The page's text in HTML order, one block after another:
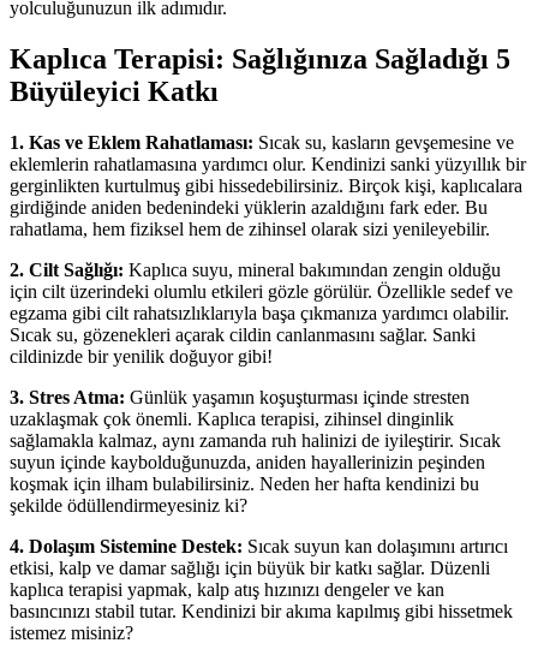
yolculuğunuzun ilk adımıdır.
Kaplıca Terapisi: Sağlığınıza Sağladığı 5
Büyüleyici Katkı
1. Kas ve Eklem Rahatlaması: Sıcak su, kasların gevşemesine ve
eklemlerin rahatlamasına yardımcı olur. Kendinizi sanki yüzyıllık bir
gerginlikten kurtulmuş gibi hissedebilirsiniz. Birçok kişi, kaplıcalara
girdiğinde aniden bedenindeki yüklerin azaldığını fark eder. Bu
rahatlama, hem fiziksel hem de zihinsel olarak sizi yenileyebilir.
2. Cilt Sağlığı: Kaplıca suyu, mineral bakımından zengin olduğu
için cilt üzerindeki olumlu etkileri gözle görülür. Özellikle sedef ve
egzama gibi cilt rahatsızlıklarıyla başa çıkmanıza yardımcı olabilir.
Sıcak su, gözenekleri açarak cildin canlanmasını sağlar. Sanki
cildinizde bir yenilik doğuyor gibi!
3. Stres Atma: Günlük yaşamın koşuşturması içinde stresten
uzaklaşmak çok önemli. Kaplıca terapisi, zihinsel dinginlik
sağlamakla kalmaz, aynı zamanda ruh halinizi de iyileştirir. Sıcak
suyun içinde kaybolduğunuzda, aniden hayallerinizin peşinden
koşmak için ilham bulabilirsiniz. Neden her hafta kendinizi bu
şekilde ödüllendirmeyesiniz ki?
4. Dolaşım Sistemine Destek: Sıcak suyun kan dolaşımını artırıcı
etkisi, kalp ve damar sağlığı için büyük bir katkı sağlar. Düzenli
kaplıca terapisi yapmak, kalp atış hızınızı dengeler ve kan
basıncınızı stabil tutar. Kendinizi bir akıma kapılmış gibi hissetmek
istemez misiniz?